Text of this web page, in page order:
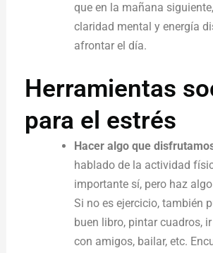
que en la mañana
claridad mental y energía
afrontar el día.
Herramientas
para el estrés
Hacer algo que
hablado de la actividad
importante sí, pero haz
Si no es ejercicio, también
buen libro, pintar cuadros,
con amigos, bailar, etc.